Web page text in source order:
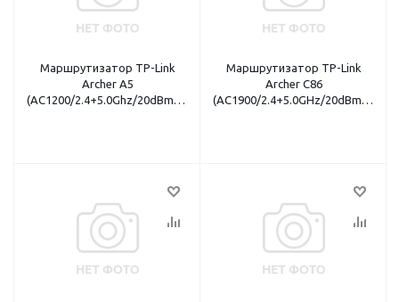
Маршрутизатор TP-Link
Archer A5
(AC1200/2.4+5.0Ghz/20dBm/4x5dBi/MU-
Маршрутизатор TP-Link
Archer C86
(AC1900/2.4+5.0GHz/20dBm/MU-